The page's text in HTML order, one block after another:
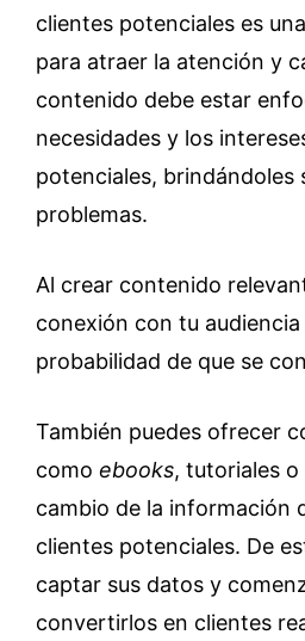
clientes potenciales es
para atraer la atención y
contenido debe estar
necesidades y los
potenciales, brindándoles
problemas.
Al crear contenido
conexión con tu
probabilidad de que se
También puedes ofrecer
como ebooks, tutoriales o
cambio de la información
clientes potenciales. De
captar sus datos y
convertirlos en clientes